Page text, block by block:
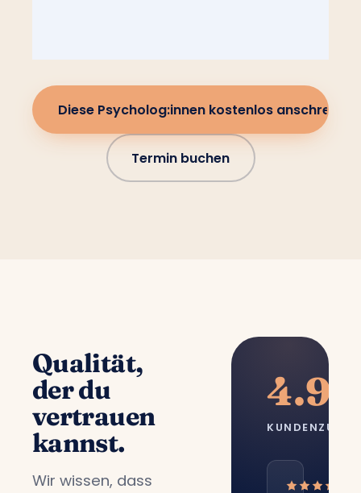
Diese Psycholog:innen kostenlos anschreiben
Termin buchen
Qualität,
der du
vertrauen
kannst.
Wir wissen, dass
4.9/